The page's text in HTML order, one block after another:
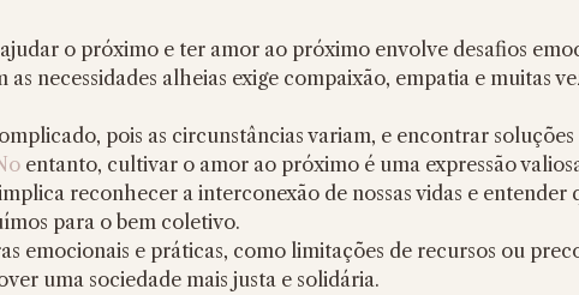
o próximo e ter amor ao próximo envolve desafios
as necessidades alheias exige compaixão, empatia e muitas
entanto, cultivar o amor ao próximo é uma expressão
reconhecer a interconexão de nossas vidas e entender
para o bem coletivo.
uma sociedade mais justa e solidária.